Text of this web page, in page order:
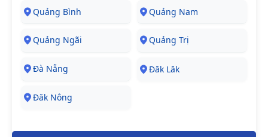
Quảng Bình Quảng Nam
Quảng Ngãi Quảng Trị
Đà Nẵng Đăk Lăk
Đăk Nông